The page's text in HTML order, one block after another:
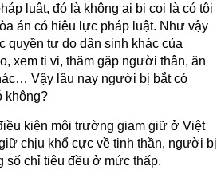
luật, đó là không ai bị coi là có tội
án có hiệu lực pháp luật. Như vậy
quyền tự do dân sinh khác của
xem ti vi, thăm gặp người thân, ăn
Vậy lâu nay người bị bắt có
không?
kiện môi trường giam giữ ở Việt
chịu khổ cực về tinh thần, người bị
số chỉ tiêu đều ở mức thấp.